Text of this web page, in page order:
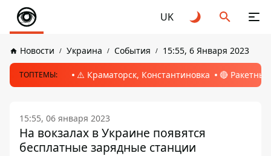
UK
Новости Украина События 15:55, 6 Января 2023
ТОПТЕМЫ: ⚠️ Краматорск, Константиновка 🔴
15:55, 06 января 2023
На вокзалах в Украине появятся
бесплатные зарядные станции